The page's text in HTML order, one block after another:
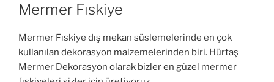
Mermer Fıskiye
Mermer Fıskiye dış mekan süslemelerinde en çok
kullanılan dekorasyon malzemelerinden biri. Hürtaş
Mermer Dekorasyon olarak bizler en güzel mermer